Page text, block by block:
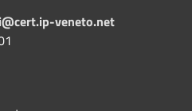
veneto.net